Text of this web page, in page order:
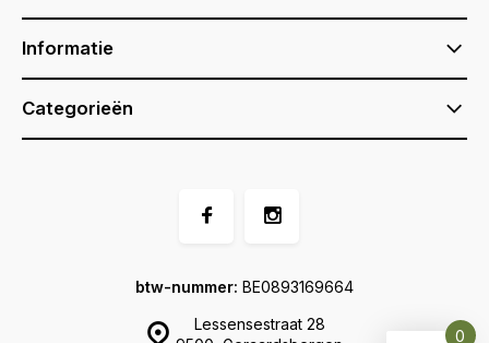
Informatie
Categorieën
Lessensestraat 28
btw-nummer: BE0893169664
0